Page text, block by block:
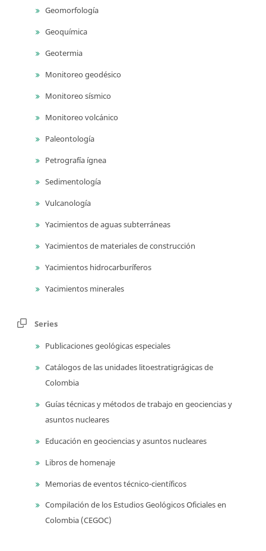
Geomorfología
Geoquímica
Geotermia
Monitoreo geodésico
Monitoreo sísmico
Monitoreo volcánico
Paleontología
Petrografía ígnea
Sedimentología
Vulcanología
Yacimientos de aguas subterráneas
Yacimientos de materiales de construcción
Yacimientos hidrocarburíferos
Yacimientos minerales
Series
Publicaciones geológicas especiales
Catálogos de las unidades litoestratigrágicas de
Colombia
Guías técnicas y métodos de trabajo en geociencias y
asuntos nucleares
Educación en geociencias y asuntos nucleares
Libros de homenaje
Memorias de eventos técnico-científicos
Compilación de los Estudios Geológicos Oficiales en
Colombia (CEGOC)